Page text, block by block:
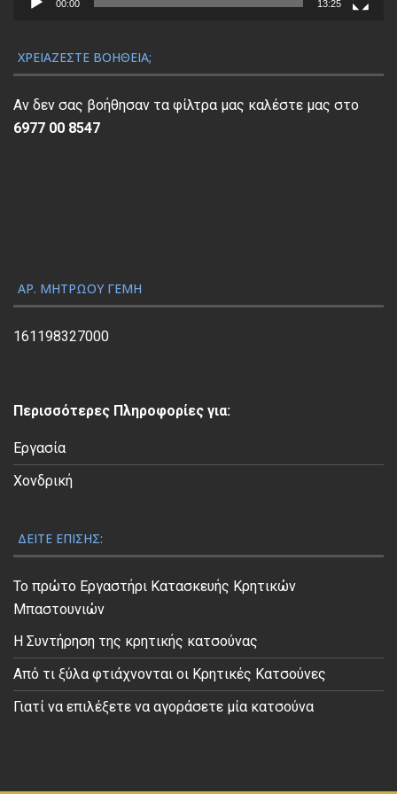
ν
α
π
α
ς
Β
ί
ο
00:00 13:25
ΧΡΕΙΆΖΕΣΤΕ ΒΟΉΘΕΙΑ;
Αν δεν σας βοήθησαν τα φίλτρα μας καλέστε μας στο
6977 00 8547
ΑΡ. ΜΗΤΡΏΟΥ ΓΕΜΗ
161198327000
Περισσότερες Πληροφορίες για:
Εργασία
Χονδρική
ΔΕΊΤΕ ΕΠΊΣΗΣ:
Το πρώτο Εργαστήρι Κατασκευής Κρητικών
Μπαστουνιών
Η Συντήρηση της κρητικής κατσούνας
Από τι ξύλα φτιάχνονται οι Κρητικές Κατσούνες
Γιατί να επιλέξετε να αγοράσετε μία κατσούνα